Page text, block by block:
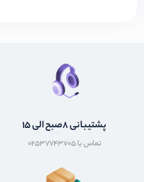
پشتیبانی 8صبح الی 15
تماس با 02537743705